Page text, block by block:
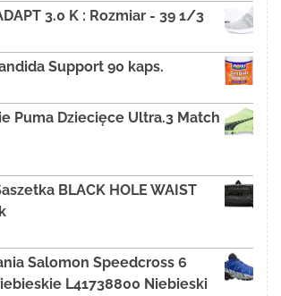
3.0 K : Rozmiar - 39 1/3
Support 90 kaps.
Puma Dziecięce Ultra.3 Match
BLACK HOLE WAIST
Salomon Speedcross 6
L41738800 Niebieski